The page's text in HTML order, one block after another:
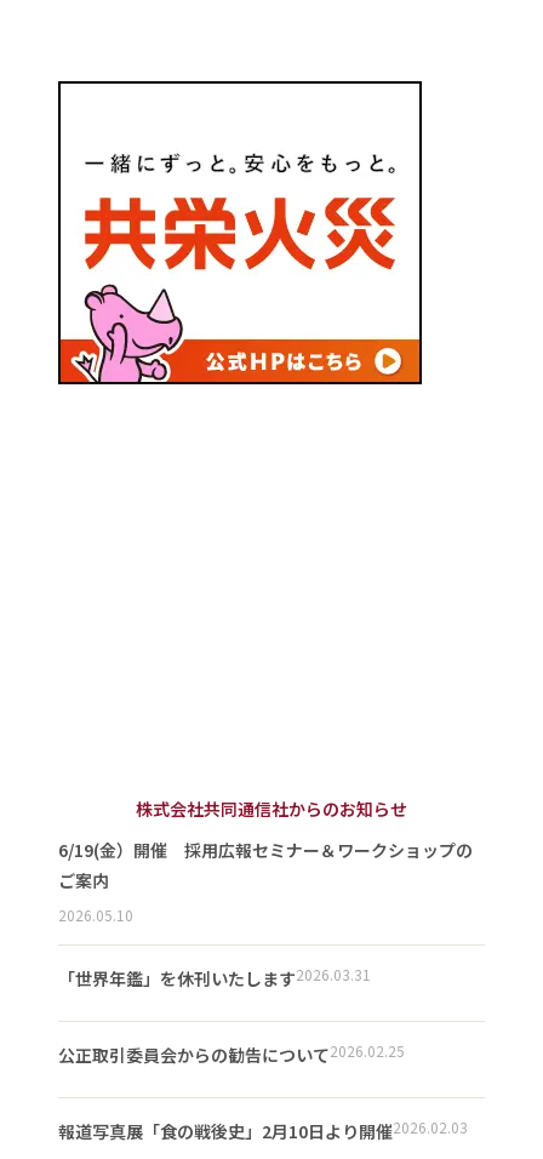
株式会社共同通信社からのお知らせ
6/19(金）開催 採用広報セミナー＆ワークショップの
ご案内
2026.05.10
「世界年鑑」を休刊いたします2026.03.31
公正取引委員会からの勧告について2026.02.25
報道写真展「食の戦後史」2月10日より開催2026.02.03